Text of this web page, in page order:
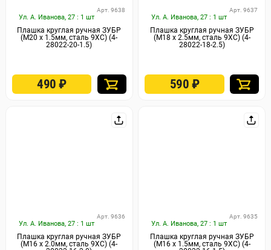
Ул. А. Иванова, 27 : 1 шт
Арт. 9638
Плашка круглая ручная ЗУБР
(М20 x 1.5мм, сталь 9ХС) (4-
28022-20-1.5)
490₽
Ул. А. Иванова, 27 : 1 шт
Арт. 9637
Плашка круглая ручная ЗУБР
(М18 x 2.5мм, сталь 9ХС) (4-
28022-18-2.5)
590 ₽
Ул. А. Иванова, 27 : 1 шт
Арт. 9636
Плашка круглая ручная ЗУБР
(М16 x 2.0мм, сталь 9ХС) (4-
Ул. А. Иванова, 27 : 1 шт
Арт. 9635
Плашка круглая ручная ЗУБР
(М16 x 1.5мм, сталь 9ХС) (4-